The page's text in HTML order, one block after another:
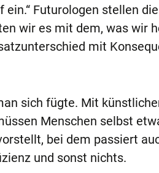
ein.“ Futurologen stellen die
wir es mit dem, was wir
mit
sich fügte. Mit
Menschen selbst
bei dem passiert
und sonst nichts.